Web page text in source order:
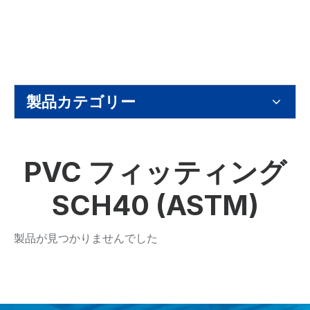
製品カテゴリー
PVC フィッティング
SCH40 (ASTM)
製品が見つかりませんでした